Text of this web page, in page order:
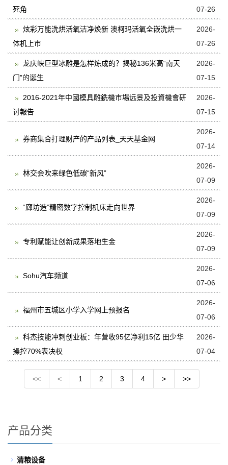
死角
07-26
炫彩万能洗烘活氧洁净焕新 澳柯玛活氧全嵌洗烘一
体机上市
2026-
07-26
龙庆峡巨型冰雕是怎样炼成的？揭秘136米高“南天
门”的诞生
2026-
07-15
2016-2021年中國模具雕銑機市場远景及投資機會研
讨報告
2026-
07-15
券商集合打理财产的产品列表_天天基金网
2026-
07-14
林交会吹来绿色低碳“新风”
2026-
07-09
“廊坊造”精密数字控制机床走向世界
2026-
07-09
专利赋能让创新成果落地生金
2026-
07-09
Sohu汽车频道
2026-
07-06
福州市五城区小学入学网上预报名
2026-
07-06
科杰技能冲刺创业板：年营收95亿净利15亿 田少华
操控70%表决权
2026-
07-04
<< < 1 2 3 4 > >>
产品分类
清粮设备